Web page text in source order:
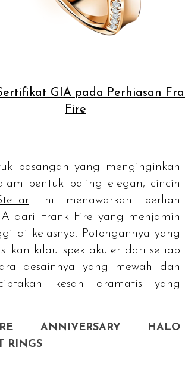
GIA pada Perhiasan
Fire
pasangan yang menginginkan
bentuk paling elegan, cincin
ini menawarkan berlian
dari Frank Fire yang menjamin
di kelasnya. Potongannya yang
kilau spektakuler dari setiap
desainnya yang mewah dan
kesan dramatis yang
ANNIVERSARY HALO
RINGS